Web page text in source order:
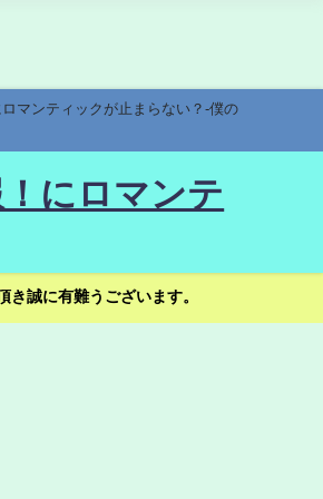
マンティックが止まらない？-僕の
にロマンテ
誠に有難うございます。